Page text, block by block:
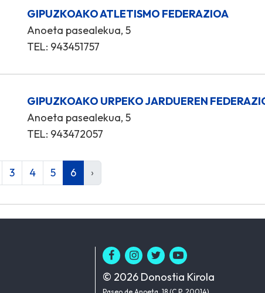
GIPUZKOAKO ATLETISMO FEDERAZIOA
Anoeta pasealekua, 5
TEL: 943451757
GIPUZKOAKO URPEKO JARDUEREN
Anoeta pasealekua, 5
TEL: 943472057
3 4 5 6 ›
© 2026 Donostia Kirola